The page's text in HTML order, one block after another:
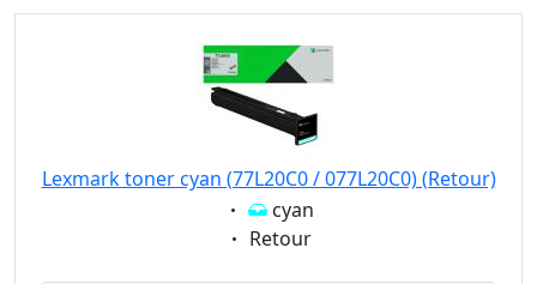
Lexmark toner cyan (77L20C0 / 077L20C0) (Retour)
Eigenschaft:
cyan
Eigenschaft:
Retour